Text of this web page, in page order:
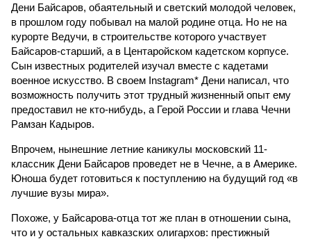
Дени Байсаров, обаятельный и светский молодой человек,
в прошлом году побывал на малой родине отца. Но не на
курорте Ведучи, в строительстве которого участвует
Байсаров-старший, а в Центаройском кадетском корпусе.
Сын известных родителей изучал вместе с кадетами
военное искусство. В своем Instagram* Дени написал, что
возможность получить этот трудный жизненный опыт ему
предоставил не кто-нибудь, а Герой России и глава Чечни
Рамзан Кадыров.
Впрочем, нынешние летние каникулы московский 11-
классник Дени Байсаров проведет не в Чечне, а в Америке.
Юноша будет готовиться к поступлению на будущий год «в
лучшие вузы мира».
Похоже, у Байсарова-отца тот же план в отношении сына,
что и у остальных кавказских олигархов: престижный